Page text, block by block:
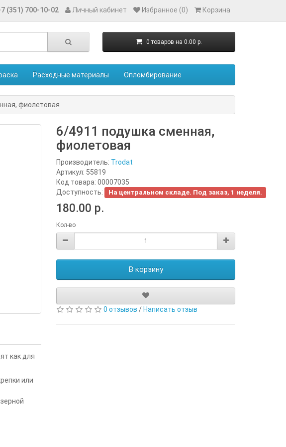
(351) 700-10-02 Личный кабинет Избранное (0) Корзина
0 товаров на 0.00 р.
Расходные материалы Опломбирование
фиолетовая
как для
или
6/4911 подушка сменная,
фиолетовая
Производитель: Trodat
Артикул: 55819
Код товара: 00007035
Доступность:
На центральном складе. Под заказ, 1 неделя.
180.00 р.
Кол-во
В корзину
0 отзывов / Написать отзыв